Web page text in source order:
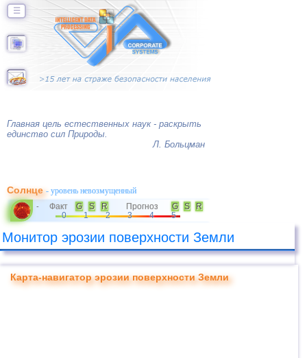
☰
Главная цель естественных наук - раскрыть
единство сил Природы.
Л. Больцман
Солнце- уровень невозмущенный
- Факт G S R Прогноз G S
R
0
1 2 3 4 5
Монитор эрозии поверхности Земли
Карта-навигатор эрозии поверхности Земли